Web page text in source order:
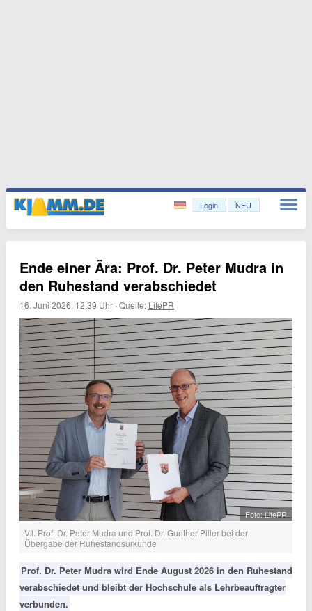
Login NEU
Ende einer Ära: Prof. Dr. Peter Mudra in
den Ruhestand verabschiedet
16. Juni 2026, 12:39 Uhr ·Quelle: LifePR
Foto: LifePR
V.l. Prof. Dr. Peter Mudra und Prof. Dr. Gunther Piller bei der
Übergabe der Ruhestandsurkunde
Prof. Dr. Peter Mudra wird Ende August 2026 in den Ruhestand
verabschiedet und bleibt der Hochschule als Lehrbeauftragter
verbunden.